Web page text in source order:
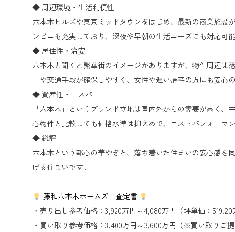
◆ 周辺環境・生活利便性
六本木ヒルズや東京ミッドタウンをはじめ、最新の商業施設
ンビニも充実しており、深夜や早朝の生活ニーズにも対応可
◆ 居住性・治安
六本木と聞くと繁華街のイメージがありますが、物件周辺は
ーや交通手段が確保しやすく、女性や遅い帰宅の方にも安心の
◆ 資産性・コスパ
「六本木」というブランド立地は国内外からの需要が高く
心物件と比較しても価格水準は抑えめで、コストパフォーマ
◆ 総評
六本木という都心の華やぎと、落ち着いた住まいの安心感を
げる住まいです。
藤和六本木ホームズ 査定書
・売り出し参考価格：3,920万円～4,080万円（坪単価：
・買い取り参考価格：3,400万円～3,600万円（※買い取りご